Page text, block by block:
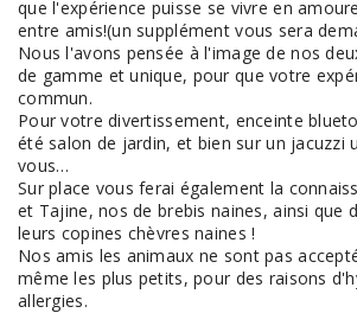
que l'expérience puisse se vivre en
entre amis!(un supplément vous sera
Nous l'avons pensée à l'image de nos
de gamme et unique, pour que votre
commun.
Pour votre divertissement, enceinte
été salon de jardin, et bien sur un jacuzzi
vous…
Sur place vous ferai également la
et Tajine, nos de brebis naines, ainsi que
leurs copines chèvres naines !
Nos amis les animaux ne sont pas
même les plus petits, pour des raisons
allergies.